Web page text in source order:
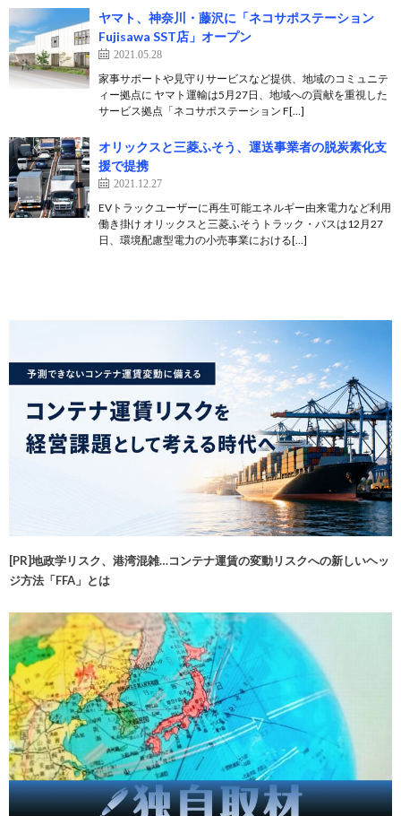
ヤマト、神奈川・藤沢に「ネコサポステーション
Fujisawa SST店」オープン
2021.05.28
家事サポートや見守りサービスなど提供、地域のコミュニテ
ィー拠点に ヤマト運輸は5月27日、地域への貢献を重視した
サービス拠点「ネコサポステーション F[…]
オリックスと三菱ふそう、運送事業者の脱炭素化支
援で提携
2021.12.27
EVトラックユーザーに再生可能エネルギー由来電力など利用
働き掛け オリックスと三菱ふそうトラック・バスは12月27
日、環境配慮型電力の小売事業における[…]
[PR]地政学リスク、港湾混雑…コンテナ運賃の変動リスクへの新しいヘッ
ジ方法「FFA」とは